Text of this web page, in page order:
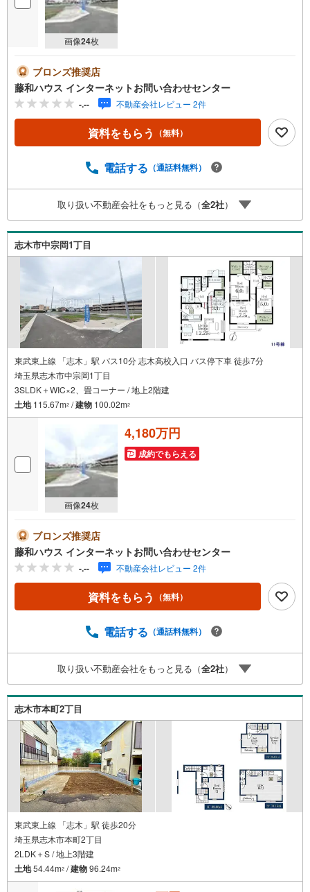
画像24枚
ブロンズ推奨店
藤和ハウス インターネットお問い合わせセンター
-.-- 不動産会社レビュー 2件
資料をもらう （無料）
電話する （通話料無料）
取り扱い不動産会社をもっと見る（全2社）
志木市中宗岡1丁目
東武東上線 「志木」駅 バス10分 志木高校入口 バス停下車 徒歩7分
埼玉県志木市中宗岡1丁目
3SLDK＋WIC×2、畳コーナー / 地上2階建
土地115.67m2 /建物 100.02m2
画像24枚
4,180万円
成約でもらえる
ブロンズ推奨店
藤和ハウス インターネットお問い合わせセンター
-.-- 不動産会社レビュー 2件
資料をもらう （無料）
電話する （通話料無料）
取り扱い不動産会社をもっと見る（全2社）
志木市本町2丁目
東武東上線 「志木」駅 徒歩20分
埼玉県志木市本町2丁目
2LDK＋S / 地上3階建
土地54.44m2 /建物96.24m2